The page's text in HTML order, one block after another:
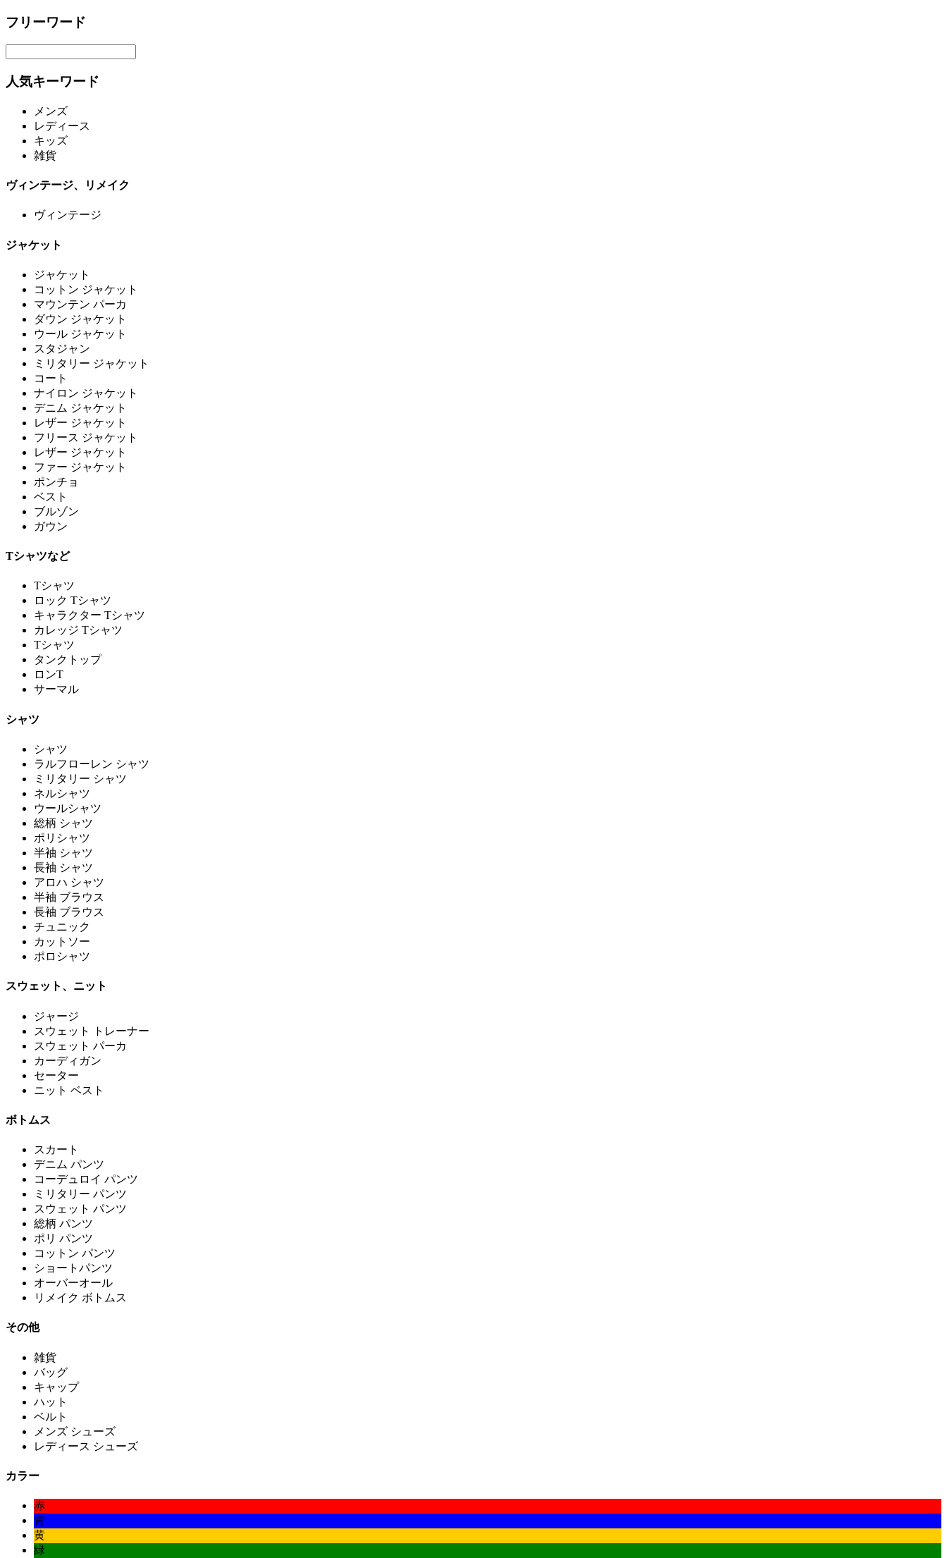
フリーワード
人気キーワード
メンズ
レディース
キッズ
雑貨
ヴィンテージ、リメイク
ヴィンテージ
ジャケット
ジャケット
コットン ジャケット
マウンテン パーカ
ダウン ジャケット
ウール ジャケット
スタジャン
ミリタリー ジャケット
コート
ナイロン ジャケット
デニム ジャケット
レザー ジャケット
フリース ジャケット
レザー ジャケット
ファー ジャケット
ポンチョ
ベスト
ブルゾン
ガウン
Tシャツなど
Tシャツ
ロック Tシャツ
キャラクター Tシャツ
カレッジ Tシャツ
Tシャツ
タンクトップ
ロンT
サーマル
シャツ
シャツ
ラルフローレン シャツ
ミリタリー シャツ
ネルシャツ
ウールシャツ
総柄 シャツ
ポリシャツ
半袖 シャツ
長袖 シャツ
アロハ シャツ
半袖 ブラウス
長袖 ブラウス
チュニック
カットソー
ポロシャツ
スウェット、ニット
ジャージ
スウェット トレーナー
スウェット パーカ
カーディガン
セーター
ニット ベスト
ボトムス
スカート
デニム パンツ
コーデュロイ パンツ
ミリタリー パンツ
スウェット パンツ
総柄 パンツ
ポリ パンツ
コットン パンツ
ショートパンツ
オーバーオール
リメイク ボトムス
その他
雑貨
バッグ
キャップ
ハット
ベルト
メンズ シューズ
レディース シューズ
カラー
赤
青
黄
緑